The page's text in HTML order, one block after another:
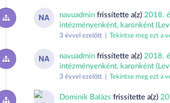
NA navuadmin frissítette a(z) 2018.
intézményenként, karonként
3 évvel ezelőtt | Tekintse meg ezt a
NA navuadmin frissítette a(z) 2018.
intézményenként, karonként
3 évvel ezelőtt | Tekintse meg ezt a
Dominik Balázs frissítette a(z)